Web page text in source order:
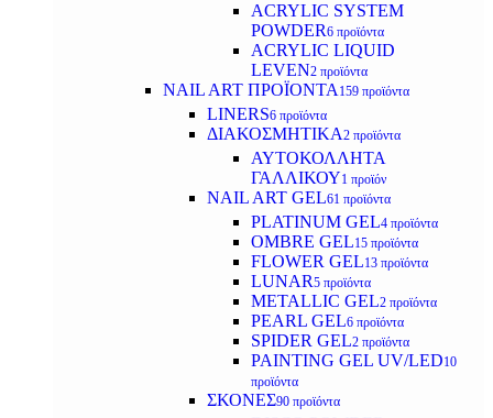
ACRYLIC SYSTEM
POWDER6 προϊόντα
ACRYLIC LIQUID
LEVEN2 προϊόντα
NAIL ART ΠΡΟΪΟΝΤΑ 159 προϊόντα
LINERS6 προϊόντα
ΔΙΑΚΟΣΜΗΤΙΚΑ2 προϊόντα
ΑΥΤΟΚΟΛΛΗΤΑ
ΓΑΛΛΙΚΟΥ1 προϊόν
NAIL ART GEL61 προϊόντα
PLATINUM GEL4 προϊόντα
OMBRE GEL15 προϊόντα
FLOWER GEL13 προϊόντα
LUNAR5 προϊόντα
METALLIC GEL2 προϊόντα
PEARL GEL6 προϊόντα
SPIDER GEL2 προϊόντα
PAINTING GEL UV/LED10
προϊόντα
ΣΚΟΝΕΣ90 προϊόντα